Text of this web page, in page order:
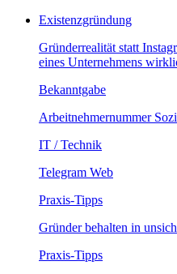
Existenzgründung
Gründerrealität statt
eines Unternehmens
Bekanntgabe
Arbeitnehmernummer
IT / Technik
Telegram Web
Praxis-Tipps
Gründer behalten in
Praxis-Tipps